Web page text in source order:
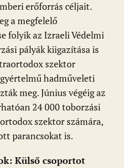
erőforrás céljait.
a megfelelő
folyik az Izraeli Védelmi
pályák kiigazítása is
szektor
hadműveleti
meg. Június végéig az
24 000 toborzási
szektor számára,
parancsokat is.
Külső csoportot